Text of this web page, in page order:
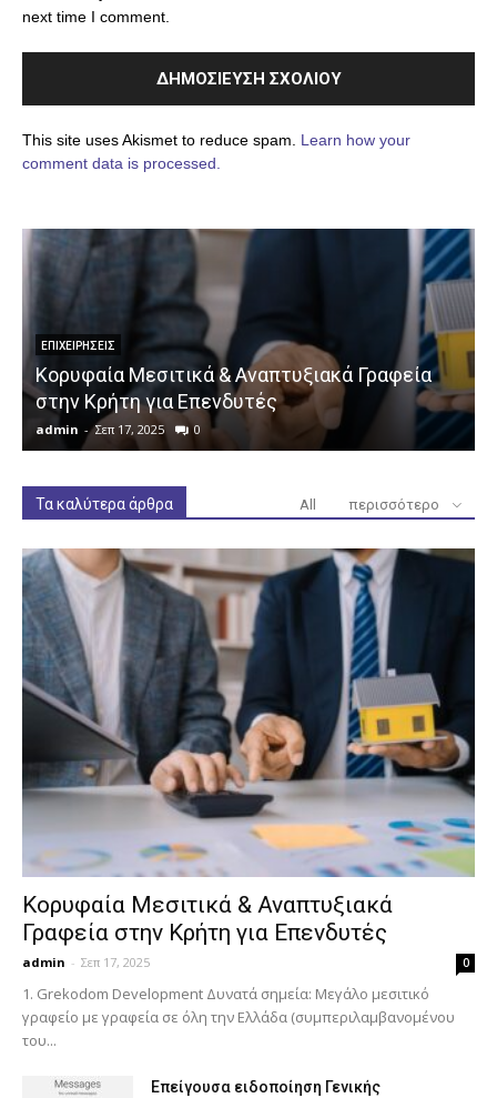
next time I comment.
This site uses Akismet to reduce spam. Learn how your
comment data is processed.
ΕΠΙΧΕΙΡΉΣΕΙΣ
Κορυφαία Μεσιτικά & Αναπτυξιακά Γραφεία
στην Κρήτη για Επενδυτές
admin - Σεπ 17, 2025 0
Τα καλύτερα άρθρα All περισσότερο
Κορυφαία Μεσιτικά & Αναπτυξιακά
Γραφεία στην Κρήτη για Επενδυτές
admin - Σεπ 17, 2025 0
1. Grekodom Development Δυνατά σημεία: Μεγάλο μεσιτικό
γραφείο με γραφεία σε όλη την Ελλάδα (συμπεριλαμβανομένου
του...
Επείγουσα ειδοποίηση Γενικής